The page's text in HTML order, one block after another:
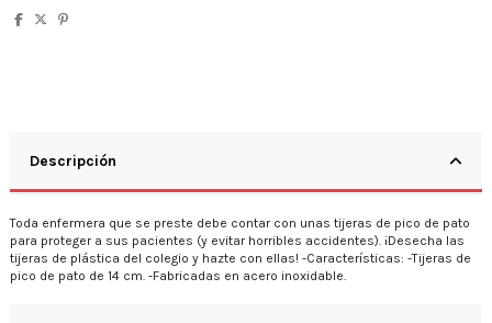
Descripción
Toda enfermera que se preste debe contar con unas tijeras de pico de pato
para proteger a sus pacientes (y evitar horribles accidentes). ¡Desecha las
tijeras de plástica del colegio y hazte con ellas! -Características: -Tijeras de
pico de pato de 14 cm. -Fabricadas en acero inoxidable.